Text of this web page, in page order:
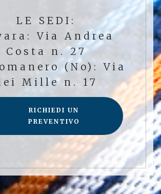
LE SEDI:
Via Andrea
Costa n. 27
(No): Via
Mille n. 17
RICHIEDI UN
PREVENTIVO